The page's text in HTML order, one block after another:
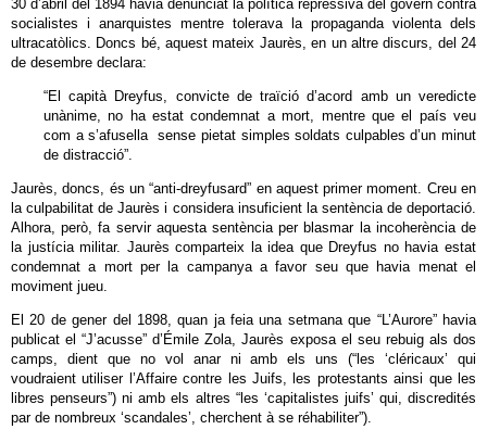
30 d’abril del 1894 havia denunciat la política repressiva del govern contra
socialistes i anarquistes mentre tolerava la propaganda violenta dels
ultracatòlics. Doncs bé, aquest mateix Jaurès, en un altre discurs, del 24
de desembre declara:
“El capità Dreyfus, convicte de traïció d’acord amb un veredicte
unànime, no ha estat condemnat a mort, mentre que el país veu
com a s’afusella sense pietat simples soldats culpables d’un minut
de distracció”.
Jaurès, doncs, és un “anti-dreyfusard” en aquest primer moment. Creu en
la culpabilitat de Jaurès i considera insuficient la sentència de deportació.
Alhora, però, fa servir aquesta sentència per blasmar la incoherència de
la justícia militar. Jaurès comparteix la idea que Dreyfus no havia estat
condemnat a mort per la campanya a favor seu que havia menat el
moviment jueu.
El 20 de gener del 1898, quan ja feia una setmana que “L’Aurore” havia
publicat el “J’acusse” d’Émile Zola, Jaurès exposa el seu rebuig als dos
camps, dient que no vol anar ni amb els uns (“les ‘cléricaux’ qui
voudraient utiliser l’Affaire contre les Juifs, les protestants ainsi que les
libres penseurs”) ni amb els altres “les ‘capitalistes juifs’ qui, discredités
par de nombreux ‘scandales’, cherchent à se réhabiliter”).